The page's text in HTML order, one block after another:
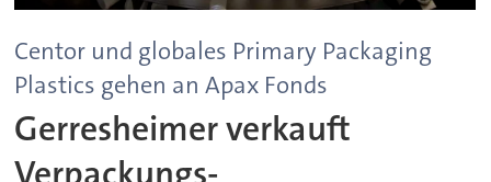
Centor und globales Primary Packaging
Plastics gehen an Apax Fonds
Gerresheimer verkauft